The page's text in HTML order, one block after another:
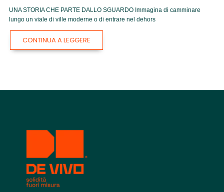
UNA STORIA CHE PARTE DALLO SGUARDO Immagina di camminare
lungo un viale di ville moderne o di entrare nel dehors
CONTINUA A LEGGERE